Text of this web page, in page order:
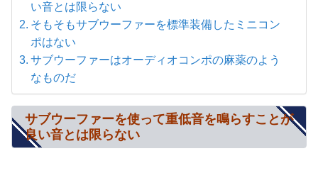
い音とは限らない
そもそもサブウーファーを標準装備したミニコン
ポはない
サブウーファーはオーディオコンポの麻薬のよう
なものだ
サブウーファーを使って重低音を鳴らすことが
良い音とは限らない